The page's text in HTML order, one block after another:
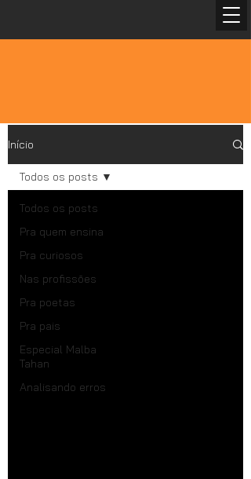
Início
Todos os posts
Pra quem ensina
Pra curiosos
Nas profissões
Pra poetas
Pra pais
Especial Malba
Tahan
Analisando erros
Todos os posts